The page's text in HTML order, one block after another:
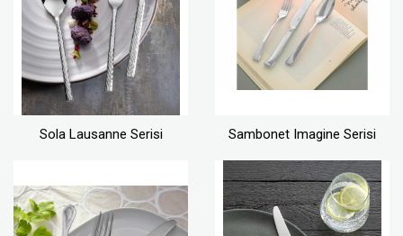
Sola Lausanne Serisi Sambonet Imagine Serisi